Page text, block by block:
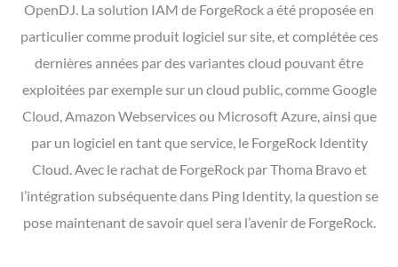
OpenDJ. La solution IAM de ForgeRock a été proposée en
particulier comme produit logiciel sur site, et complétée ces
dernières années par des variantes cloud pouvant être
exploitées par exemple sur un cloud public, comme Google
Cloud, Amazon Webservices ou Microsoft Azure, ainsi que
par un logiciel en tant que service, le ForgeRock Identity
Cloud. Avec le rachat de ForgeRock par Thoma Bravo et
l’intégration subséquente dans Ping Identity, la question se
pose maintenant de savoir quel sera l’avenir de ForgeRock.